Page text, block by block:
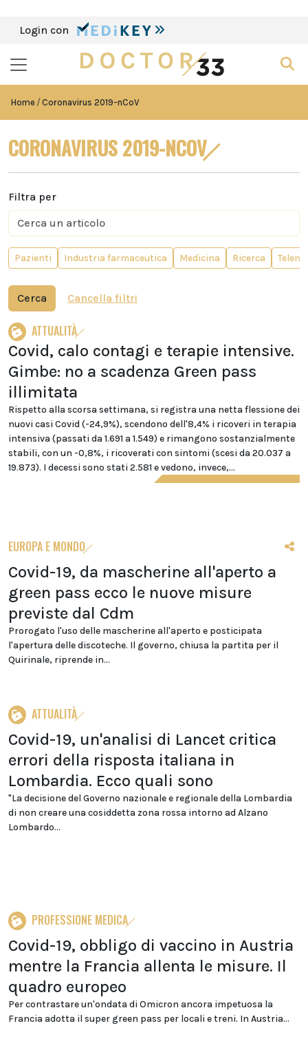
Login con
Home Coronavirus 2019-nCoV
CORONAVIRUS 2019-NCOV
Filtra per
Pazienti Industria farmaceutica Medicina Ricerca
Cerca Cancella filtri
ATTUALITÀ
Covid, calo contagi e terapie intensive.
Gimbe: no a scadenza Green pass
illimitata
Rispetto alla scorsa settimana, si registra una netta flessione dei
nuovi casi Covid (-24,9%), scendono dell'8,4% i ricoveri in terapia
intensiva (passati da 1.691 a 1.549) e rimangono sostanzialmente
stabili, con un -0,8%, i ricoverati con sintomi (scesi da 20.037 a
19.873). I decessi sono stati 2.581 e vedono, invece,...
EUROPA E MONDO
Covid-19, da mascherine all'aperto a
green pass ecco le nuove misure
previste dal Cdm
Prorogato l'uso delle mascherine all'aperto e posticipata
l'apertura delle discoteche. Il governo, chiusa la partita per il
Quirinale, riprende in...
ATTUALITÀ
Covid-19, un'analisi di Lancet critica
errori della risposta italiana in
Lombardia. Ecco quali sono
"La decisione del Governo nazionale e regionale della Lombardia
di non creare una cosiddetta zona rossa intorno ad Alzano
Lombardo...
PROFESSIONE MEDICA
Covid-19, obbligo di vaccino in Austria
mentre la Francia allenta le misure. Il
quadro europeo
Per contrastare un'ondata di Omicron ancora impetuosa la
Francia adotta il super green pass per locali e treni. In Austria...